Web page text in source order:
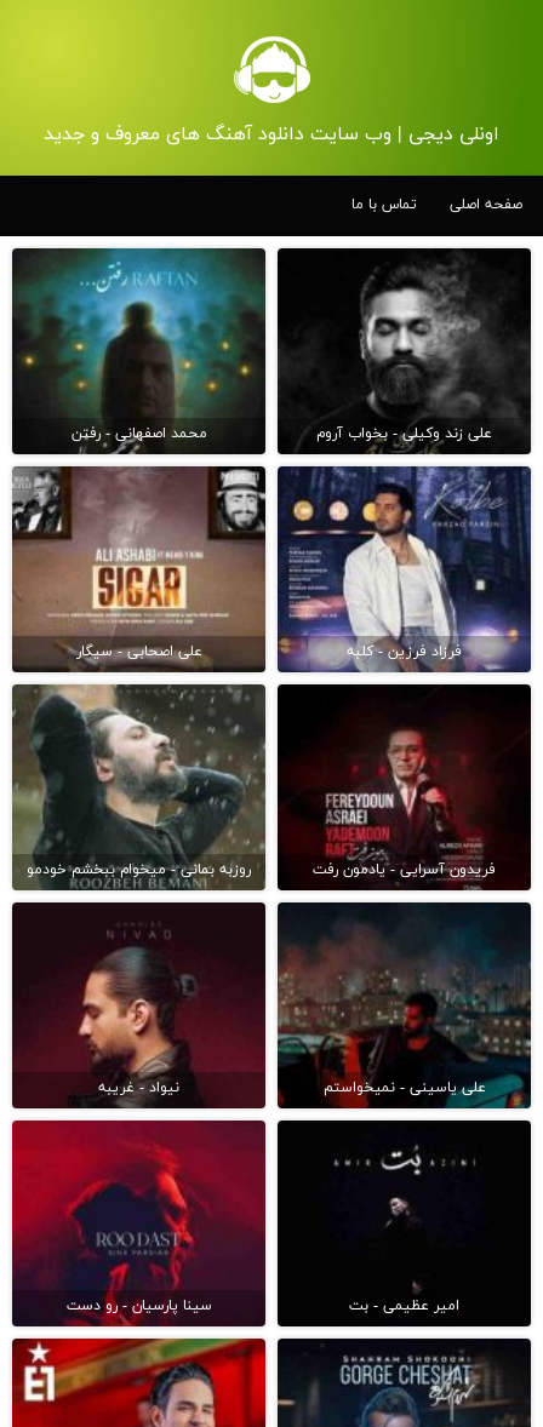
اونلی دیجی | وب سایت دانلود آهنگ های معروف و جدید
صفحه اصلی تماس با ما
علی زند وکیلی - بخواب آروم محمد اصفهانی - رفتن
فرزاد فرزین - کلبه علی اصحابی - سیگار
فریدون آسرایی - یادمون رفت روزبه بمانی - میخوام ببخشم خودمو
علی یاسینی - نمیخواستم نیواد - غریبه
امیر عظیمی - بت سینا پارسیان - رو دست